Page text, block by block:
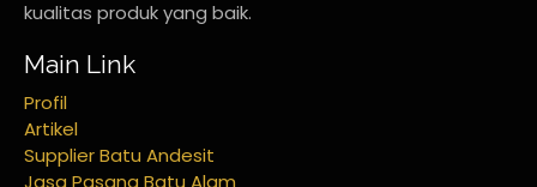
kualitas produk yang baik.
Main Link
Profil
Artikel
Supplier Batu Andesit
Jasa Pasang Batu Alam